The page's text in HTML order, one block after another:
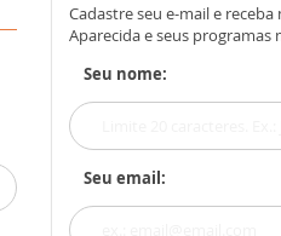
Cadastre seu e-mail e receba
Aparecida e seus programas
Seu nome:
Seu email: